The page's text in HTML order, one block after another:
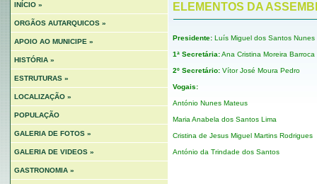
INÍCIO »
ORGÃOS AUTARQUICOS »
APOIO AO MUNICIPE »
HISTÓRIA »
ESTRUTURAS »
LOCALIZAÇÃO »
POPULAÇÃO
GALERIA DE FOTOS »
GALERIA DE VIDEOS »
GASTRONOMIA »
ELEMENTOS DA
Presidente: Luís Miguel dos Santos Nunes
1ª Secretária:Ana Cristina Moreira Barroca
2º Secretário: Vítor José Moura Pedro
Vogais:
António Nunes Mateus
Maria Anabela dos Santos Lima
Cristina de Jesus Miguel Martins Rodrigues
António da Trindade dos Santos